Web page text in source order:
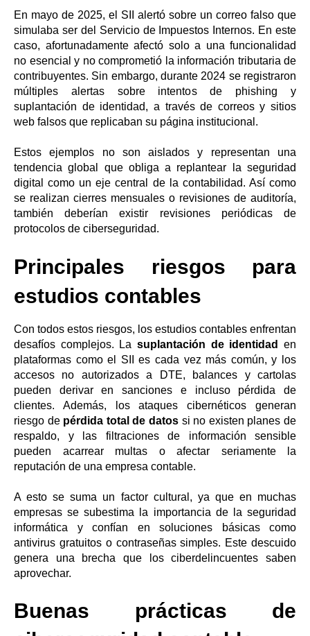
En mayo de 2025, el SII alertó sobre un correo falso que
simulaba ser del Servicio de Impuestos Internos. En este
caso, afortunadamente afectó solo a una funcionalidad
no esencial y no comprometió la información tributaria de
contribuyentes. Sin embargo, durante 2024 se registraron
múltiples alertas sobre intentos de phishing y
suplantación de identidad, a través de correos y sitios
web falsos que replicaban su página institucional.
Estos ejemplos no son aislados y representan una
tendencia global que obliga a replantear la seguridad
digital como un eje central de la contabilidad. Así como
se realizan cierres mensuales o revisiones de auditoría,
también deberían existir revisiones periódicas de
protocolos de ciberseguridad.
Principales riesgos para
estudios contables
Con todos estos riesgos, los estudios contables enfrentan
desafíos complejos. La suplantación de identidad
en
plataformas como el SII es cada vez más común, y los
accesos no autorizados a DTE, balances y cartolas
pueden derivar en sanciones e incluso pérdida de
clientes. Además, los ataques cibernéticos generan
riesgo de pérdida total de datos si no existen planes de
respaldo, y las filtraciones de información sensible
pueden acarrear multas o afectar seriamente la
reputación de una empresa contable.
A esto se suma un factor cultural, ya que en muchas
empresas se subestima la importancia de la seguridad
informática y confían en soluciones básicas como
antivirus gratuitos o contraseñas simples. Este descuido
genera una brecha que los ciberdelincuentes saben
aprovechar.
Buenas prácticas de